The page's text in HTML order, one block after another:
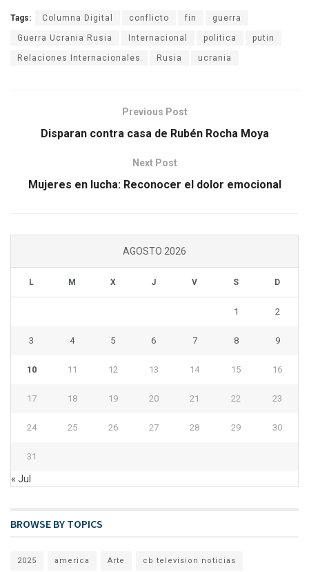
Tags: Columna Digital conflicto fin guerra
Guerra Ucrania Rusia Internacional politica putin
Relaciones Internacionales Rusia ucrania
Previous Post
Disparan contra casa de Rubén Rocha Moya
Next Post
Mujeres en lucha: Reconocer el dolor emocional
AGOSTO 2026
L M X J V S D
1 2
3 4 5 6 7 8 9
10 11 12 13 14 15 16
17 18 19 20 21 22 23
24 25 26 27 28 29 30
31
« Jul
BROWSE BY TOPICS
2025 america Arte cb television noticias